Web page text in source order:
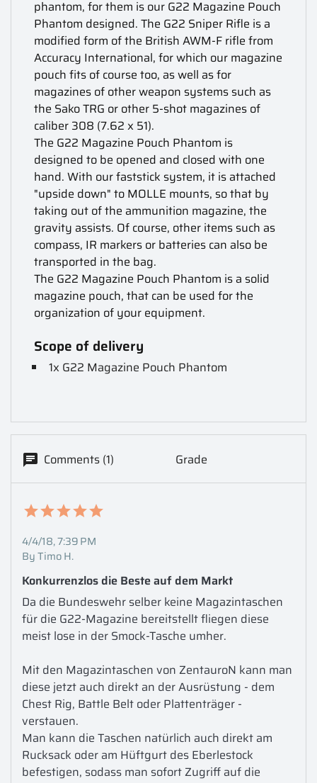
phantom, for them is our G22 Magazine Pouch
Phantom designed. The G22 Sniper Rifle is a
modified form of the British AWM-F rifle from
Accuracy International, for which our magazine
pouch fits of course too, as well as for
magazines of other weapon systems such as
the Sako TRG or other 5-shot magazines of
caliber 308 (7.62 x 51).
The G22 Magazine Pouch Phantom is
designed to be opened and closed with one
hand. With our faststick system, it is attached
"upside down" to MOLLE mounts, so that by
taking out of the ammunition magazine, the
gravity assists. Of course, other items such as
compass, IR markers or batteries can also be
transported in the bag.
The G22 Magazine Pouch Phantom is a solid
magazine pouch, that can be used for the
organization of your equipment.
Scope of delivery
1x G22 Magazine Pouch Phantom
Comments (1) Grade
4/4/18, 7:39 PM
By Timo H.
Konkurrenzlos die Beste auf dem Markt
Da die Bundeswehr selber keine Magazintaschen
für die G22-Magazine bereitstellt fliegen diese
meist lose in der Smock-Tasche umher.
Mit den Magazintaschen von ZentauroN kann man
diese jetzt auch direkt an der Ausrüstung - dem
Chest Rig, Battle Belt oder Plattenträger -
verstauen.
Man kann die Taschen natürlich auch direkt am
Rucksack oder am Hüftgurt des Eberlestock
befestigen, sodass man sofort Zugriff auf die